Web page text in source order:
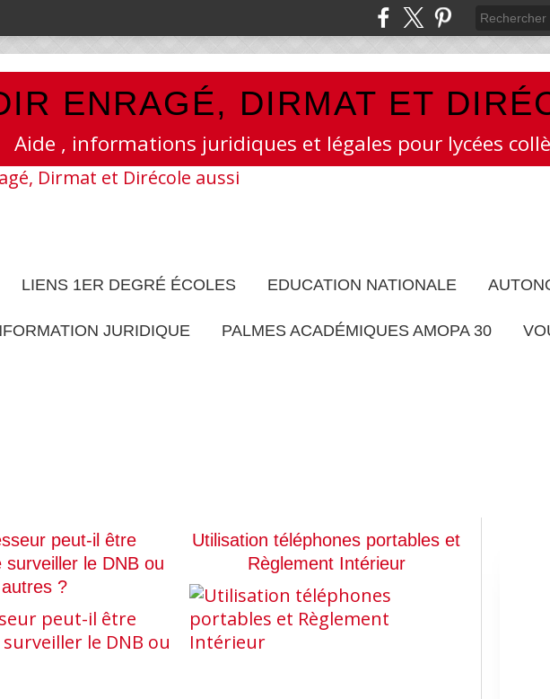
ENRAGÉ, DIRMAT ET
Aide , informations juridiques et légales pour lycées
LIENS 1ER DEGRÉ ÉCOLES EDUCATION NATIONALE
JURIDIQUE PALMES ACADÉMIQUES AMOPA 30
peut-il être
surveiller le DNB ou
autres ?
CONGÉS ABSENCES GRÈVES
Utilisation téléphones portables et
Règlement Intérieur